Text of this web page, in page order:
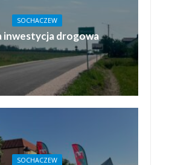
SOCHACZEW
inwestycja drogowa
SOCHACZEW